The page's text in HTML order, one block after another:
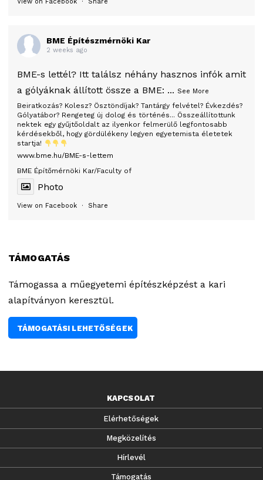
View on Facebook · Share
BME Építészmérnöki Kar
2 weeks ago
BME-s lettél? Itt találsz néhány hasznos infók amit
a gólyáknak állított össze a BME:
Beiratkozás? Kolesz? Ösztöndíjak? Tantárgy felvétel? Évkezdés?
Gólyatábor? Rengeteg új dolog és történés... Összeállítottunk
nektek egy gyűjtőoldalt az ilyenkor felmerülő legfontosabb
kérdésekből, hogy gördülékeny legyen egyetemista életetek
startja!
www.bme.hu/BME-s-lettem
BME Építőmérnöki Kar/Faculty of
... See More
Photo
View on Facebook · Share
TÁMOGATÁS
Támogassa a műegyetemi építészképzést a kari
alapítványon keresztül.
TÁMOGATÁSI LEHETŐSÉGEK
KAPCSOLAT
Elérhetőségek
Megközelítés
Hírlevél
Támogatás